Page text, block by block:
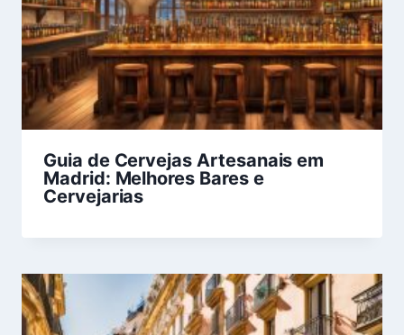
Guia de Cervejas Artesanais em
Madrid: Melhores Bares e
Cervejarias